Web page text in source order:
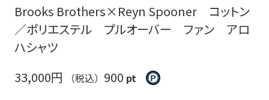
Brooks Brothers×Reyn Spooner コットン
／ポリエステル プルオーバー ファン アロ
ハシャツ
33,000円
（税込） 900 pt